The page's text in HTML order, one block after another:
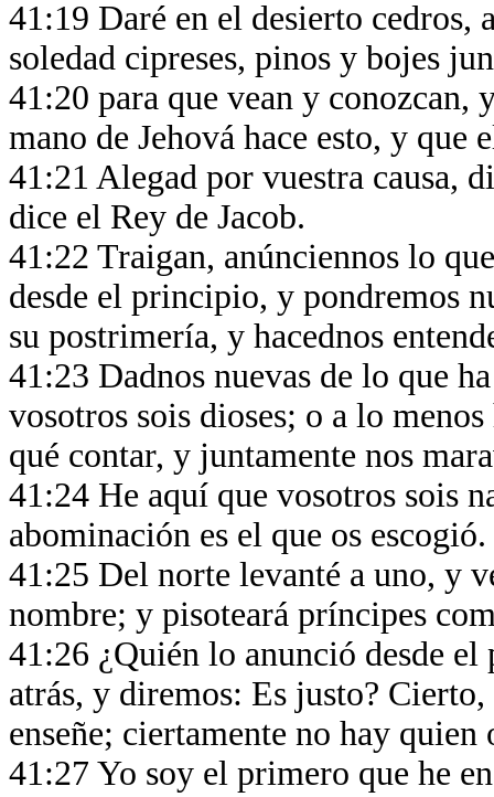
41:19 Daré en el desierto cedros,
soledad cipreses, pinos y bojes
41:20 para que vean y conozcan,
mano de Jehová hace esto, y que
41:21 Alegad por vuestra causa,
dice el Rey de Jacob.
41:22 Traigan, anúnciennos lo
desde el principio, y pondremos
su postrimería, y hacednos
41:23 Dadnos nuevas de lo que
vosotros sois dioses; o a lo
qué contar, y juntamente nos
41:24 He aquí que vosotros sois
abominación es el que os escogió.
41:25 Del norte levanté a uno, y
nombre; y pisoteará príncipes
41:26 ¿Quién lo anunció desde
atrás, y diremos: Es justo?
enseñe; ciertamente no hay
41:27 Yo soy el primero que he